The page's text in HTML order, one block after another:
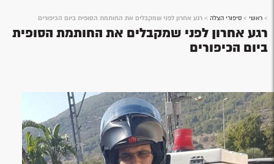
> ראשי > סיפורי הצלה > רגע אחרון לפני שמקבלים את החותמת הסופית ביום הכיפורים
רגע אחרון לפני שמקבלים את החותמת הסופית
ביום הכיפורים